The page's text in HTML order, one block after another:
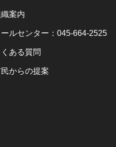
案内
ールセンター：045-664-2525
くある質問
からの提案